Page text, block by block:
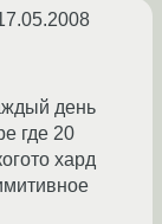
день
где 20
хард